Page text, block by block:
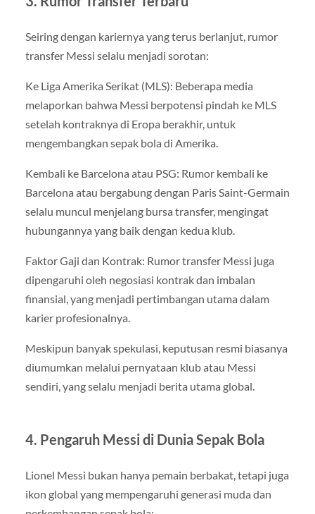
Seiring dengan kariernya yang terus berlanjut, rumor
transfer Messi selalu menjadi sorotan:
Ke Liga Amerika Serikat (MLS): Beberapa media
melaporkan bahwa Messi berpotensi pindah ke MLS
setelah kontraknya di Eropa berakhir, untuk
mengembangkan sepak bola di Amerika.
Kembali ke Barcelona atau PSG: Rumor kembali ke
Barcelona atau bergabung dengan Paris Saint-Germain
selalu muncul menjelang bursa transfer, mengingat
hubungannya yang baik dengan kedua klub.
Faktor Gaji dan Kontrak: Rumor transfer Messi juga
dipengaruhi oleh negosiasi kontrak dan imbalan
finansial, yang menjadi pertimbangan utama dalam
karier profesionalnya.
Meskipun banyak spekulasi, keputusan resmi biasanya
diumumkan melalui pernyataan klub atau Messi
sendiri, yang selalu menjadi berita utama global.
4. Pengaruh Messi di Dunia Sepak Bola
Lionel Messi bukan hanya pemain berbakat, tetapi juga
ikon global yang mempengaruhi generasi muda dan